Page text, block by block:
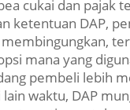
cukai dan pajak
ketentuan DAP,
membingungkan,
mana yang
pembeli lebih
waktu, DAP